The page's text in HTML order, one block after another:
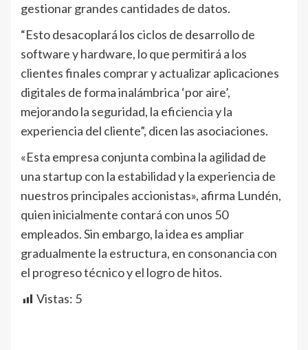
gestionar grandes cantidades de datos.
“Esto desacoplará los ciclos de desarrollo de
software y hardware, lo que permitirá a los
clientes finales comprar y actualizar aplicaciones
digitales de forma inalámbrica ‘por aire’,
mejorando la seguridad, la eficiencia y la
experiencia del cliente”, dicen las asociaciones.
«Esta empresa conjunta combina la agilidad de
una startup con la estabilidad y la experiencia de
nuestros principales accionistas», afirma Lundén,
quien inicialmente contará con unos 50
empleados. Sin embargo, la idea es ampliar
gradualmente la estructura, en consonancia con
el progreso técnico y el logro de hitos.
Vistas: 5